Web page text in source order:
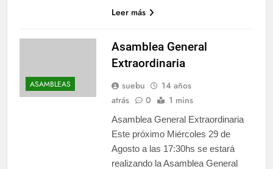
Leer más
ASAMBLEAS
Asamblea General
Extraordinaria
suebu
14 años
atrás
0 1 mins
Asamblea General Extraordinaria
Este próximo Miércoles 29 de
Agosto a las 17:30hs se estará
realizando la Asamblea General